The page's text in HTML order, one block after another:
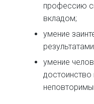
профессию
вкладом;
умение
умение
достоинство